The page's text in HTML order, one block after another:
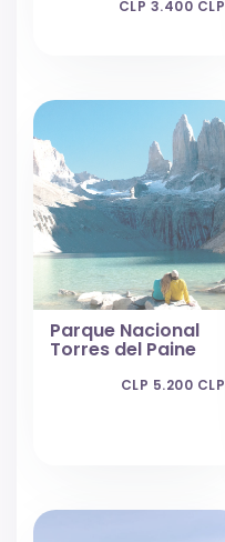
CLP 3.400 CLP
Parque Nacional
Torres del Paine
CLP 5.200 CLP